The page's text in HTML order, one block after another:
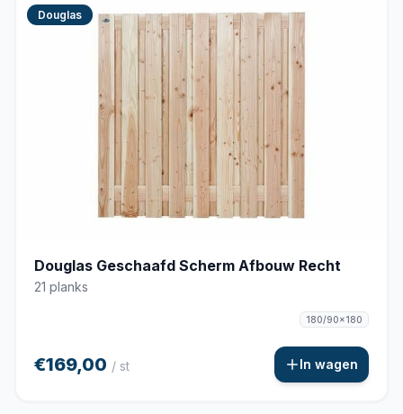
Douglas
Douglas Geschaafd Scherm Afbouw Recht
21 planks
180/90x180
€169,00 / st In wagen